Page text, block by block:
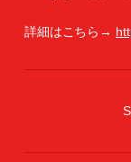
詳細はこちら→